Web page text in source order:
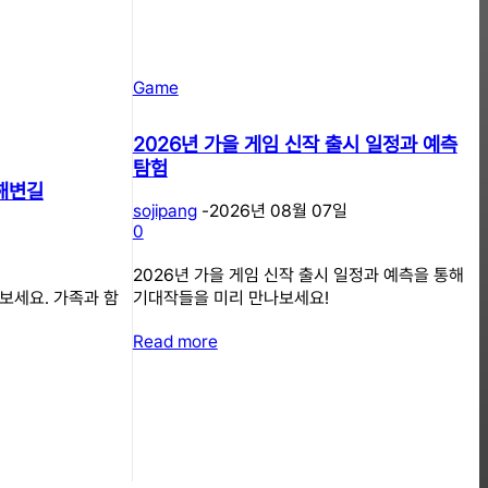
변길
세요. 가족과 함
Game
2026년 가을 게임 신작 출시 일정과 예측
탐험
sojipang -2026년 08월 07일
0
2026년 가을 게임 신작 출시 일정과 예측을 통해
기대작들을 미리 만나보세요!
Read more